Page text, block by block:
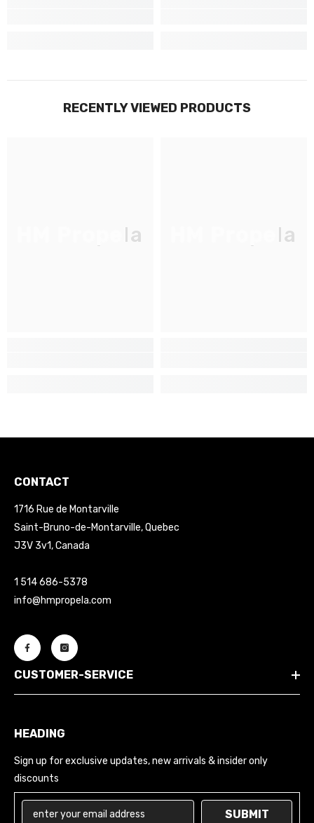
RECENTLY VIEWED PRODUCTS
HM Propela HM Propela
CONTACT
1716 Rue de Montarville
Saint-Bruno-de-Montarville, Quebec
J3V 3v1, Canada
1 514 686-5378
info@hmpropela.com
CUSTOMER-SERVICE
HEADING
Sign up for exclusive updates, new arrivals & insider only
discounts
SUBMIT